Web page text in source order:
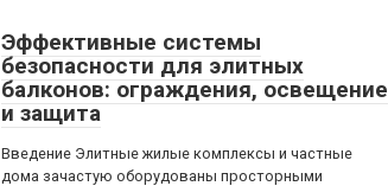
Эффективные системы
безопасности для элитных
балконов: ограждения, освещение
и защита
Введение Элитные жилые комплексы и частные
дома зачастую оборудованы просторными